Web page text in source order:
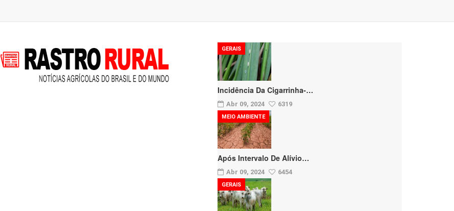
Incidência Da Cigarrinha-…
Abr 09, 2024 6319
GERAIS
Após Intervalo De Alívio…
Abr 09, 2024 6454
MEIO AMBIENTE
GERAIS